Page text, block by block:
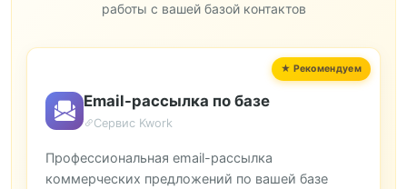
работы с вашей базой контактов
Email-рассылка по базе
Сервис Kwork
Профессиональная email-рассылка
коммерческих предложений по вашей базе